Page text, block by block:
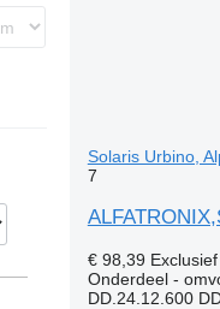
Solaris Urbino,
7
€ 98,39
Onderdeel -
DD.24.12.600